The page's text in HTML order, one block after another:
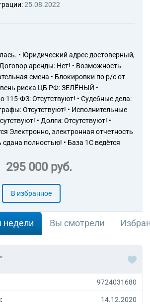
25.08.2022
• Юридический адрес достоверный,
аренды: Нет! • Возможность
смена • Блокировки по р/с от
риска ЦБ РФ: ЗЕЛЁНЫЙ •
115-ФЗ: Отсутствуют! • Судебные дела:
Отсутствуют! • Исполнительные
• Долги: Отсутствуют! •
Электронно, электронная отчетность
полностью! • База 1С ведётся
295 000 руб.
В избранное
недели Вы смотрели
9724031680
14.12.2020